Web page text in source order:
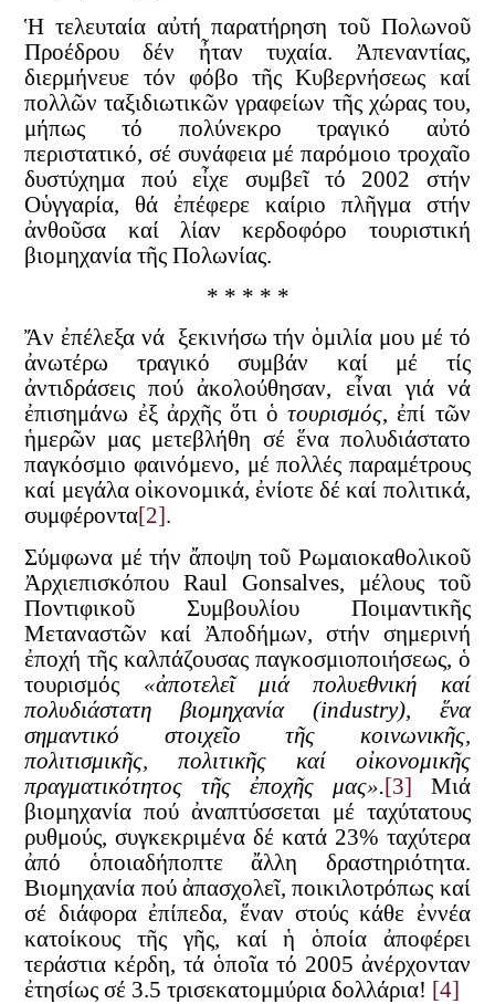
Ἡ τελευταία αὐτή παρατήρηση τοῦ Πολωνοῦ
Προέδρου δέν ἦταν τυχαία. Ἀπεναντίας,
διερμήνευε τόν φόβο τῆς Κυβερνήσεως καί
πολλῶν ταξιδιωτικῶν γραφείων τῆς χώρας του,
μήπως τό πολύνεκρο τραγικό αὐτό
περιστατικό, σέ συνάφεια μέ παρόμοιο τροχαῖο
δυστύχημα πού εἶχε συμβεῖ τό 2002 στήν
Οὑγγαρία, θά ἐπέφερε καίριο πλῆγμα στήν
ἀνθοῦσα καί λίαν κερδοφόρο τουριστική
βιομηχανία τῆς Πολωνίας.
* * * * *
Ἄν ἐπέλεξα νά ξεκινήσω τήν ὁμιλία μου μέ τό
ἀνωτέρω τραγικό συμβάν καί μέ τίς
ἀντιδράσεις πού ἀκολούθησαν, εἶναι γιά νά
ἐπισημάνω ἐξ ἀρχῆς ὅτι ὁτουρισμός, ἐπί τῶν
ἡμερῶν μας μετεβλήθη σέ ἕνα πολυδιάστατο
παγκόσμιο φαινόμενο, μέ πολλές παραμέτρους
καί μεγάλα οἰκονομικά, ἐνίοτε δέ καί πολιτικά,
συμφέροντα[2].
Σύμφωνα μέ τήν ἄποψη τοῦ Ρωμαιοκαθολικοῦ
Ἀρχιεπισκόπου Raul Gonsalves, μέλους τοῦ
Ποντιφικοῦ Συμβουλίου Ποιμαντικῆς
Μεταναστῶν καί Ἀποδήμων, στήν σημερινή
ἐποχή τῆς καλπάζουσας παγκοσμιοποιήσεως, ὁ
τουρισμός «ἀποτελεῖ μιά πολυεθνική καί
πολυδιάστατη βιομηχανία (industry), ἕνα
σημαντικό στοιχεῖο τῆς κοινωνικῆς,
πολιτισμικῆς, πολιτικῆς καί οἰκονομικῆς
πραγματικότητος τῆς ἐποχῆς μας».[3] Μιά
βιομηχανία πού ἀναπτύσσεται μέ ταχύτατους
ρυθμούς, συγκεκριμένα δέ κατά 23% ταχύτερα
ἀπό ὁποιαδήποπτε ἄλλη δραστηριότητα.
Βιομηχανία πού ἀπασχολεῖ, ποικιλοτρόπως καί
σέ διάφορα ἐπίπεδα, ἕναν στούς κάθε ἐννέα
κατοίκους τῆς γῆς, καί ἡ ὁποία ἀποφέρει
τεράστια κέρδη, τά ὁποῖα τό 2005 ἀνέρχονταν
ἐτησίως σέ 3.5 τρισεκατομμύρια δολλάρια! [4]